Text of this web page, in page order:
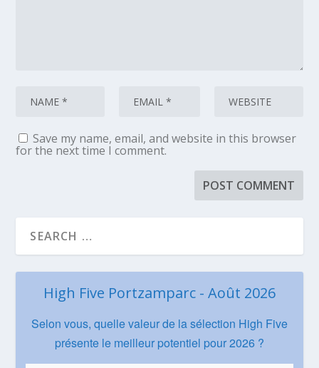
Save my name, email, and website in this browser
for the next time I comment.
High Five Portzamparc - Août 2026
Selon vous, quelle valeur de la sélection High Five
présente le meilleur potentiel pour 2026 ?